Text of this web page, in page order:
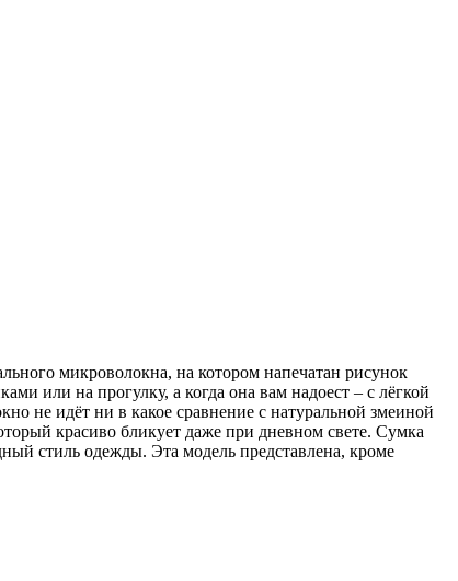
микроволокна, на котором напечатан рисунок
или на прогулку, а когда она вам надоест – с лёгкой
не идёт ни в какое сравнение с натуральной змеиной
красиво бликует даже при дневном свете. Сумка
стиль одежды. Эта модель представлена, кроме